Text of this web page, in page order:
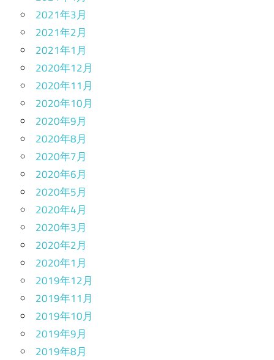
2021年3月
2021年2月
2021年1月
2020年12月
2020年11月
2020年10月
2020年9月
2020年8月
2020年7月
2020年6月
2020年5月
2020年4月
2020年3月
2020年2月
2020年1月
2019年12月
2019年11月
2019年10月
2019年9月
2019年8月